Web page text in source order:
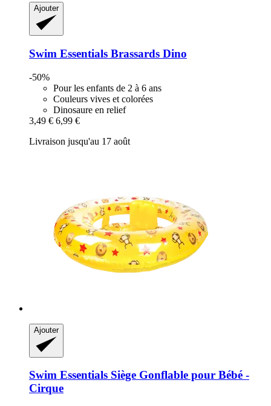
Ajouter
Swim Essentials Brassards Dino
-50%
Pour les enfants de 2 à 6 ans
Couleurs vives et colorées
Dinosaure en relief
3,49 € 6,99 €
Livraison jusqu'au 17 août
Ajouter
Swim Essentials Siège Gonflable pour Bébé -​
Cirque